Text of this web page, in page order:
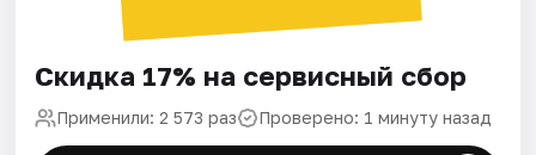
Скидка 17% на сервисный сбор
Применили: 2 573 раз Проверено: 1 минуту назад